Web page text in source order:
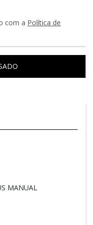
com a Política de
MANUAL